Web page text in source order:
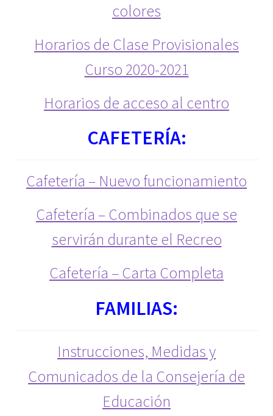
Bolsa Empleo
Calendario
Capacitación Digital
Carta Erasmus ECHE
cita-previa
Cofinanciacion Red Calidad
Comienzo
CONTACTO
colores
Horarios de Clase Provisionales
Curso 2020-2021
Horarios de acceso al centro
CAFETERÍA:
Cafetería – Nuevo funcionamiento
Cafetería – Combinados que se
servirán durante el Recreo
Cafetería – Carta Completa
FAMILIAS:
Instrucciones, Medidas y
Comunicados de la Consejería de
Educación